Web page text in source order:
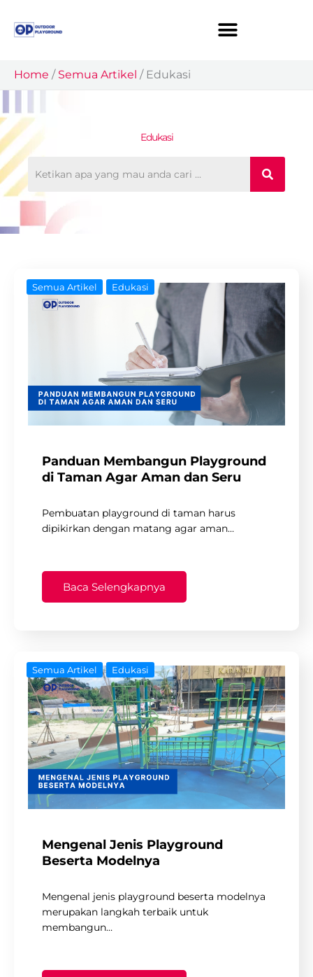
content
Home / Semua Artikel / Edukasi
Edukasi
Semua Artikel Edukasi
Panduan Membangun Playground
di Taman Agar Aman dan Seru
Pembuatan playground di taman harus
dipikirkan dengan matang agar aman…
Baca Selengkapnya
Semua Artikel Edukasi
Mengenal Jenis Playground
Beserta Modelnya
Mengenal jenis playground beserta modelnya
merupakan langkah terbaik untuk
membangun…